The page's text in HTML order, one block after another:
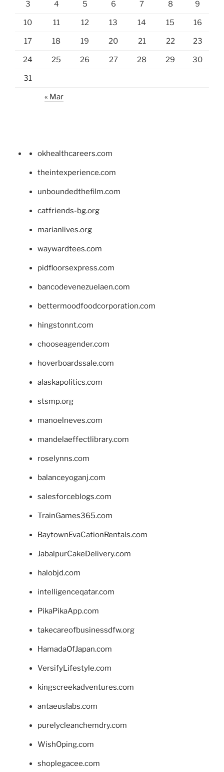
3 4 5 6 7 8 9
10 11 12 13 14 15 16
17 18 19 20 21 22 23
24 25 26 27 28 29 30
31
« Mar
okhealthcareers.com
theintexperience.com
unboundedthefilm.com
catfriends-bg.org
marianlives.org
waywardtees.com
pidfloorsexpress.com
bancodevenezuelaen.com
bettermoodfoodcorporation.com
hingstonnt.com
chooseagender.com
hoverboardssale.com
alaskapolitics.com
stsmp.org
manoelneves.com
mandelaeffectlibrary.com
roselynns.com
balanceyoganj.com
salesforceblogs.com
TrainGames365.com
BaytownEvaCationRentals.com
JabalpurCakeDelivery.com
halobjd.com
intelligenceqatar.com
PikaPikaApp.com
takecareofbusinessdfw.org
HamadaOfJapan.com
VersifyLifestyle.com
kingscreekadventures.com
antaeuslabs.com
purelycleanchemdry.com
WishOping.com
shoplegacee.com